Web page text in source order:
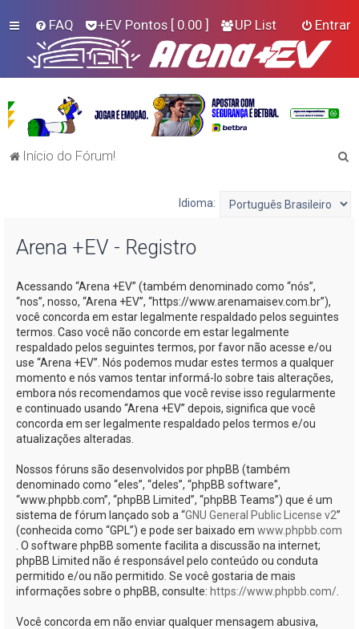
FAQ +EV Pontos [ 0.00 ] UP List Entrar
Início do Fórum!
Idioma:
Arena +EV - Registro
Acessando “Arena +EV” (também denominado como “nós”,
“nos”, nosso, “Arena +EV”, “https://www.arenamaisev.com.br”),
você concorda em estar legalmente respaldado pelos seguintes
termos. Caso você não concorde em estar legalmente
respaldado pelos seguintes termos, por favor não acesse e/ou
use “Arena +EV”. Nós podemos mudar estes termos a qualquer
momento e nós vamos tentar informá-lo sobre tais alterações,
embora nós recomendamos que você revise isso regularmente
e continuado usando “Arena +EV” depois, significa que você
concorda em ser legalmente respaldado pelos termos e/ou
atualizações alteradas.
Nossos fóruns são desenvolvidos por phpBB (também
denominado como “eles”, “deles”, “phpBB software”,
“www.phpbb.com”, “phpBB Limited”, “phpBB Teams”) que é um
sistema de fórum lançado sob a “GNU General Public License v2”
(conhecida como “GPL”) e pode ser baixado em www.phpbb.com
. O software phpBB somente facilita a discussão na internet;
phpBB Limited não é responsável pelo conteúdo ou conduta
permitido e/ou não permitido. Se você gostaria de mais
informações sobre o phpBB, consulte: https://www.phpbb.com/
Você concorda em não enviar qualquer mensagem abusiva,